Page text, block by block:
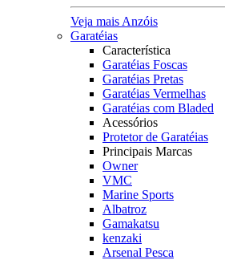
Veja mais Anzóis
Garatéias
Característica
Garatéias Foscas
Garatéias Pretas
Garatéias Vermelhas
Garatéias com Bladed
Acessórios
Protetor de Garatéias
Principais Marcas
Owner
VMC
Marine Sports
Albatroz
Gamakatsu
kenzaki
Arsenal Pesca